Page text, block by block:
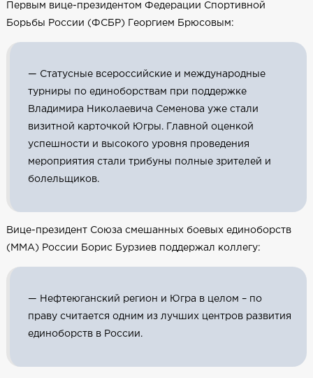
Первым вице-президентом Федерации Спортивной
Борьбы России (ФСБР) Георгием Брюсовым:
— Статусные всероссийские и международные
турниры по единоборствам при поддержке
Владимира Николаевича Семенова уже стали
визитной карточкой Югры. Главной оценкой
успешности и высокого уровня проведения
мероприятия стали трибуны полные зрителей и
болельщиков.
Вице-президент Союза смешанных боевых единоборств
(ММА) России Борис Бурзиев поддержал коллегу:
— Нефтеюганский регион и Югра в целом – по
праву считается одним из лучших центров развития
единоборств в России.